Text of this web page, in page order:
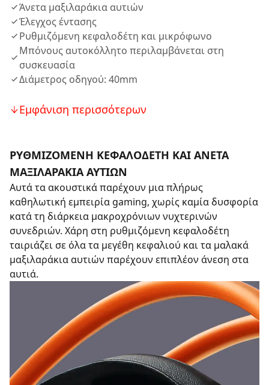
Άνετα μαξιλαράκια αυτιών
Έλεγχος έντασης
Ρυθμιζόμενη κεφαλοδέτη και μικρόφωνο
Μπόνους αυτοκόλλητο περιλαμβάνεται στη
συσκευασία
Διάμετρος οδηγού: 40mm
Εμφάνιση περισσότερων
ΡΥΘΜΙΖΟΜΕΝΗ ΚΕΦΑΛΟΔΕΤΗ ΚΑΙ ΑΝΕΤΑ
ΜΑΞΙΛΑΡΑΚΙΑ ΑΥΤΙΩΝ
Αυτά τα ακουστικά παρέχουν μια πλήρως
καθηλωτική εμπειρία gaming, χωρίς καμία δυσφορία
κατά τη διάρκεια μακροχρόνιων νυχτερινών
συνεδριών. Χάρη στη ρυθμιζόμενη κεφαλοδέτη
ταιριάζει σε όλα τα μεγέθη κεφαλιού και τα μαλακά
μαξιλαράκια αυτιών παρέχουν επιπλέον άνεση στα
αυτιά.